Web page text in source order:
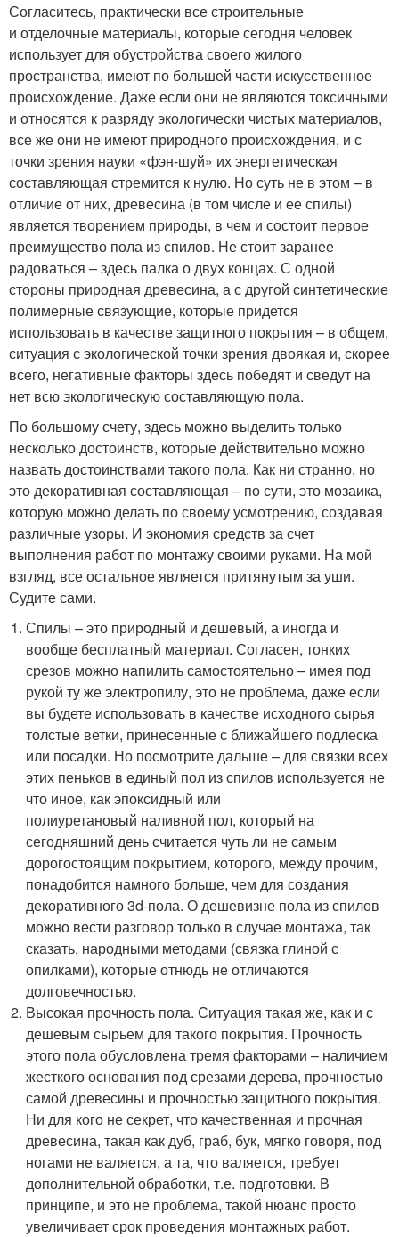
Согласитесь, практически все строительные
и отделочные материалы, которые сегодня человек
использует для обустройства своего жилого
пространства, имеют по большей части искусственное
происхождение. Даже если они не являются токсичными
и относятся к разряду экологически чистых материалов,
все же они не имеют природного происхождения, и с
точки зрения науки «фэн-шуй» их энергетическая
составляющая стремится к нулю. Но суть не в этом – в
отличие от них, древесина (в том числе и ее спилы)
является творением природы, в чем и состоит первое
преимущество пола из спилов. Не стоит заранее
радоваться – здесь палка о двух концах. С одной
стороны природная древесина, а с другой синтетические
полимерные связующие, которые придется
использовать в качестве защитного покрытия – в общем,
ситуация с экологической точки зрения двоякая и, скорее
всего, негативные факторы здесь победят и сведут на
нет всю экологическую составляющую пола.
По большому счету, здесь можно выделить только
несколько достоинств, которые действительно можно
назвать достоинствами такого пола. Как ни странно, но
это декоративная составляющая – по сути, это мозаика,
которую можно делать по своему усмотрению, создавая
различные узоры. И экономия средств за счет
выполнения работ по монтажу своими руками. На мой
взгляд, все остальное является притянутым за уши.
Судите сами.
Спилы – это природный и дешевый, а иногда и
вообще бесплатный материал. Согласен, тонких
срезов можно напилить самостоятельно – имея под
рукой ту же электропилу, это не проблема, даже если
вы будете использовать в качестве исходного сырья
толстые ветки, принесенные с ближайшего подлеска
или посадки. Но посмотрите дальше – для связки всех
этих пеньков в единый пол из спилов используется не
что иное, как эпоксидный или
полиуретановый наливной пол, который на
сегодняшний день считается чуть ли не самым
дорогостоящим покрытием, которого, между прочим,
понадобится намного больше, чем для создания
декоративного 3d-пола. О дешевизне пола из спилов
можно вести разговор только в случае монтажа, так
сказать, народными методами (связка глиной с
опилками), которые отнюдь не отличаются
долговечностью.
Высокая прочность пола. Ситуация такая же, как и с
дешевым сырьем для такого покрытия. Прочность
этого пола обусловлена тремя факторами – наличием
жесткого основания под срезами дерева, прочностью
самой древесины и прочностью защитного покрытия.
Ни для кого не секрет, что качественная и прочная
древесина, такая как дуб, граб, бук, мягко говоря, под
ногами не валяется, а та, что валяется, требует
дополнительной обработки, т.е. подготовки. В
принципе, и это не проблема, такой нюанс просто
увеличивает срок проведения монтажных работ.